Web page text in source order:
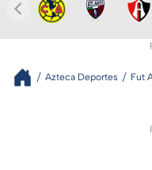
Azteca Deportes Fut